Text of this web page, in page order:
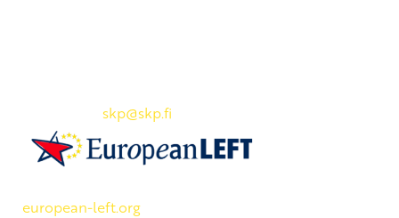
skp@skp.fi
european-left.org